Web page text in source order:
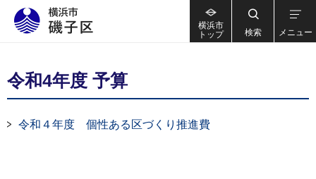
横浜市
トップ
検索 メニュー
令和4年度 予算
令和４年度 個性ある区づくり推進費